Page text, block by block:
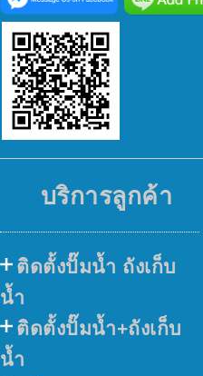
บริการลูกค้า
ติดตั้งปั๊มน้ำ ถังเก็บ
น้ำ
ติดตั้งปั๊มน้ำ+ถังเก็บ
น้ำ